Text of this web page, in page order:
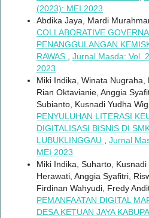
(2023): MEI 2023
Abdika Jaya, Mardi
COLLABORATIVE
PENANGGULANGAN
RAWAS
Jurnal Masda: Vol.
2023
Miki Indika, Winata Nugraha,
Rian Oktavianie, Anggia
Subianto, Kusnadi Yudha
PENYULUHAN LITERASI
DIGITALISASI BISNIS DI
LUBUKLINGGAU
Jurnal
MEI 2023
Miki Indika, Suharto,
Herawati, Anggia Syafitri,
Firdinan Wahyudi, Fredy
PEMANFAATAN DIGITAL
DESA KETUAN JAYA